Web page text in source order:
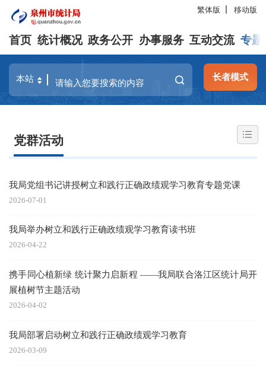
繁体版 移动版
首页 统计概况 政务公开 办事服务 互动交流 专题
长者模式
党群活动
我局党组书记讲授树立和践行正确政绩观学习教育专题党课
2026-07-01
我局举办树立和践行正确政绩观学习教育读书班
2026-04-22
携手同心植新绿 统计聚力启新程 ——我局联合洛江区统计局开
展植树节主题活动
2026-04-02
我局部署启动树立和践行正确政绩观学习教育
2026-03-09